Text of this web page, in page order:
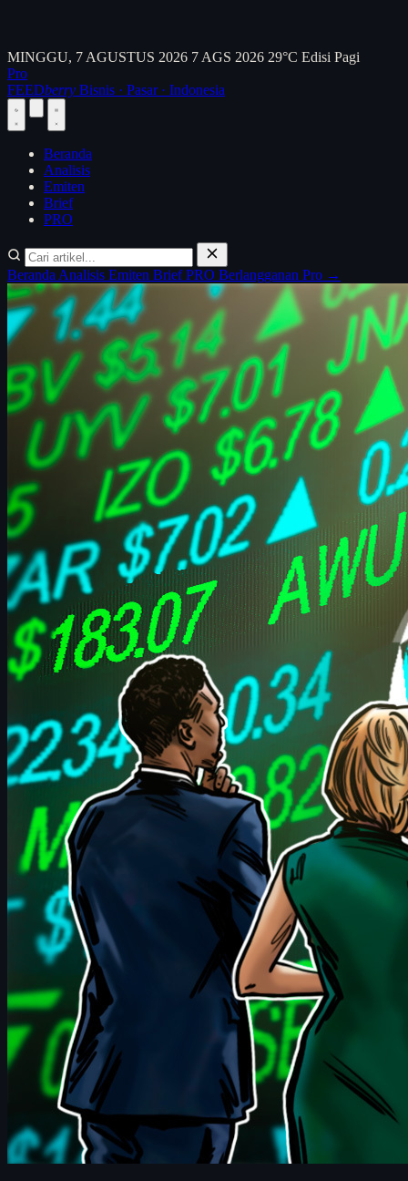
MINGGU, 7 AGUSTUS 2026 7 AGS 2026 29°C Edisi Pagi
Pro
FEEDberry Bisnis · Pasar · Indonesia
Beranda
Analisis
Emiten
Brief
PRO
Beranda Analisis Emiten BriefPRO Berlangganan Pro →